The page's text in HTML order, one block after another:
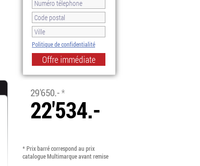
Politique de confidentialité
29'650.-*
22'534.-
* Prix barré correspond au prix
catalogue Multimarque avant remise